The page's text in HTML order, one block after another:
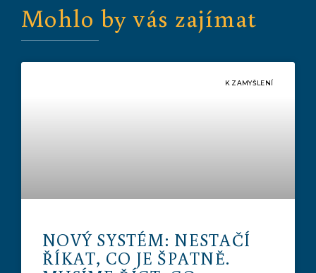
Mohlo by vás zajímat
K ZAMYŠLENÍ
NOVÝ SYSTÉM: NESTAČÍ
ŘÍKAT, CO JE ŠPATNĚ.